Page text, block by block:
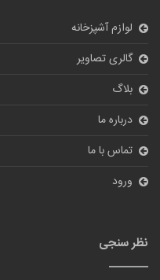
لوازم آشپزخانه
گالری تصاویر
بلاگ
درباره ما
تماس با ما
ورود
نظر سنجی